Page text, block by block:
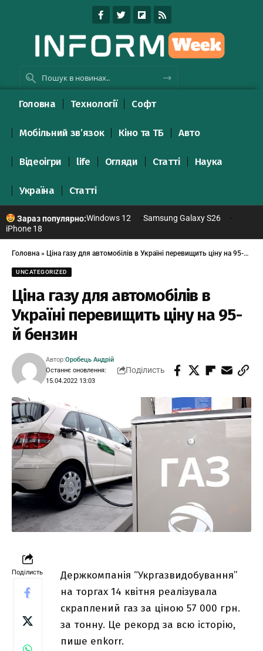
Головна Технології Софт
Мобільний зв’язок Кіно та ТБ Авто
Відеоігри life Огляди Статті Наука
Україна Статті
Зараз популярно:Windows 12
Samsung Galaxy S26
iPhone 18
Головна » Ціна газу для автомобілів в Україні перевищить ціну на 95-й бензин
UNCATEGORIZED
Ціна газу для автомобілів в
Україні перевищить ціну на 95-
й бензин
Останнє оновлення:
15.04.2022 13:03
Автор:Оробець Андрій
Поділисть
Поділисть
Держкомпанія “Укргазвидобування”
на торгах 14 квітня реалізувала
скраплений газ за ціною 57 000 грн.
за тонну. Це рекорд за всю історію,
пише enkorr.